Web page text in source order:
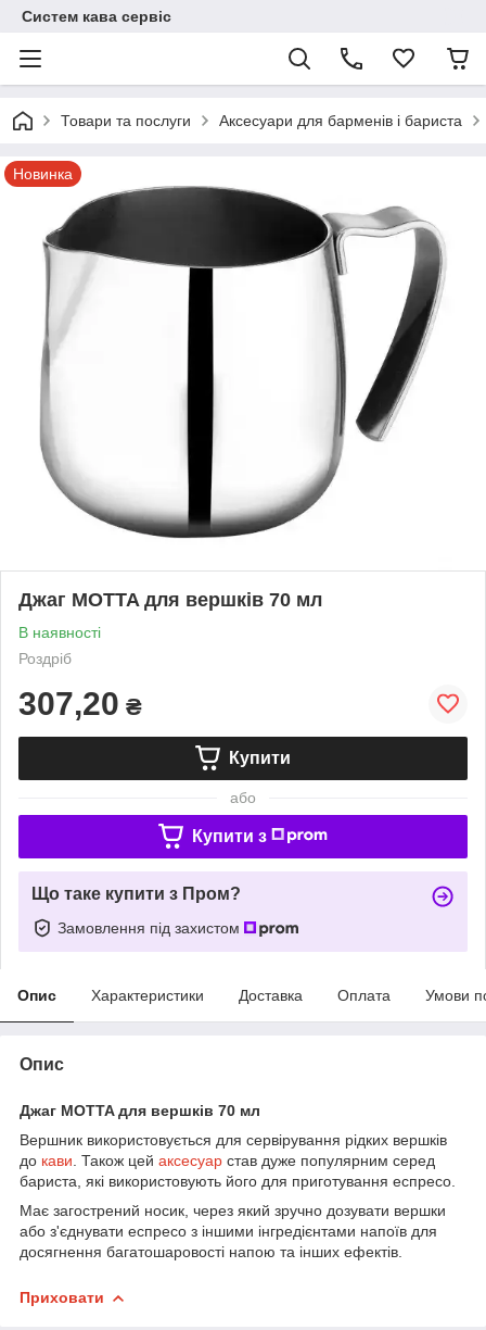
Систем кава сервіс
Товари та послуги Аксесуари для барменів і бариста
Новинка
Джаг MOTTA для вершків 70 мл
В наявності
Роздріб
307,20 ₴
Купити
або
Купити з
Що таке купити з Пром?
Замовлення під захистом
Опис Характеристики Доставка Оплата Умови
Опис
Джаг MOTTA для вершків 70 мл
Вершник використовується для сервірування рідких вершків
до кави . Також цей аксесуар став дуже популярним серед
бариста, які використовують його для приготування еспресо.
Має загострений носик, через який зручно дозувати вершки
або з'єднувати еспресо з іншими інгредієнтами напоїв для
досягнення багатошаровості напою та інших ефектів.
Приховати